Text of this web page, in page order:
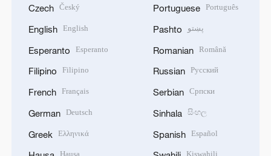
Czech Český
English English
Esperanto Esperanto
Filipino Filipino
French Français
German Deutsch
Greek Ελληνικά
Portuguese Português
Pashto پښتو
Romanian Română
Russian Русский
Serbian Српски
Sinhala සිංහල
Spanish Español